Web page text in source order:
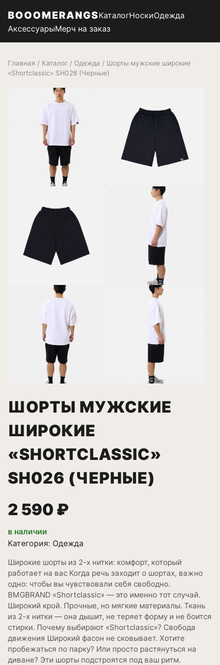
BOOOMERANGSКаталогНоскиОдежда
АксессуарыМерч на заказ
Главная / Каталог / Одежда / Шорты мужские широкие
«Shortclassic» SH026 (Черные)
ШОРТЫ МУЖСКИЕ
ШИРОКИЕ
«SHORTCLASSIC»
SH026 (ЧЕРНЫЕ)
2 590 ₽
в наличии
Категория: Одежда
Широкие шорты из 2-х нитки: комфорт, который
работает на вас Когда речь заходит о шортах, важно
одно: чтобы вы чувствовали себя свободно.
BMGBRAND «Shortclassic» — это именно тот случай.
Широкий крой. Прочные, но мягкие материалы. Ткань
из 2-х нитки — она дышит, не теряет форму и не боится
стирки. Почему выбирают «Shortclassic»? Свобода
движения Широкий фасон не сковывает. Хотите
пробежаться по парку? Или просто растянуться на
диване? Эти шорты подстроятся под ваш ритм.